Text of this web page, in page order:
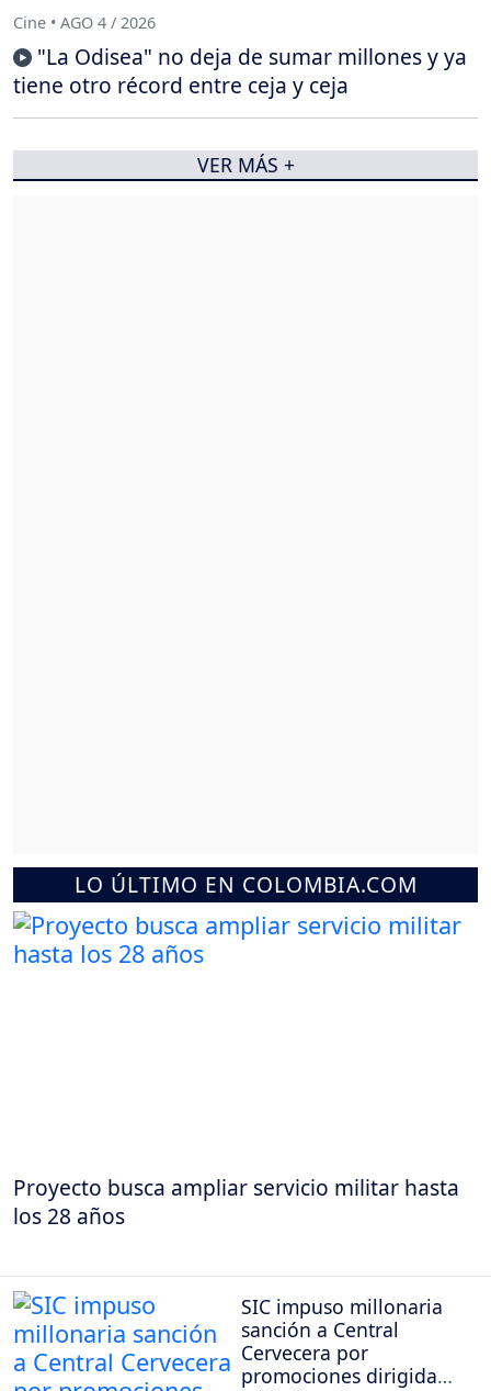
LO ÚLTIMO EN COLOMBIA.COM
Proyecto busca ampliar servicio militar hasta
los 28 años
SIC impuso millonaria
sanción a Central
Cervecera por
promociones dirigidas
Cine • AGO 4 / 2026
"La Odisea" no deja de sumar millones y ya
tiene otro récord entre ceja y ceja
VER MÁS +